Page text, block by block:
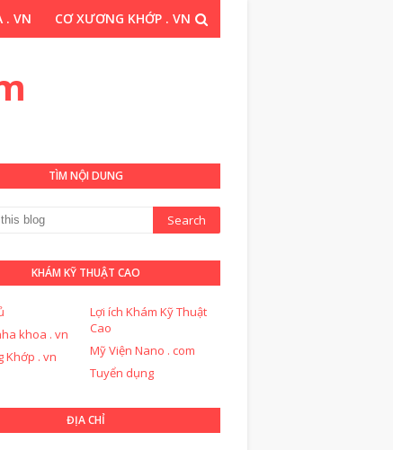
. VN CƠ XƯƠNG KHỚP . VN
TÌM NỘI DUNG
KHÁM KỸ THUẬT CAO
Lợi ích Khám Kỹ Thuật
Cao
khoa . vn
Mỹ Viện Nano . com
Khớp . vn
Tuyển dụng
ĐỊA CHỈ